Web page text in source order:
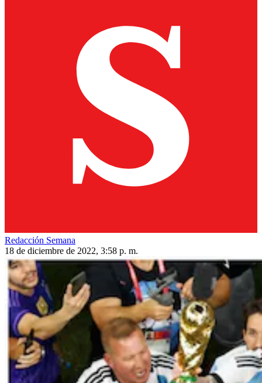
Redacción Semana
18 de diciembre de 2022, 3:58 p. m.